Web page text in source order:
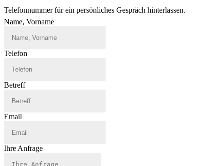
Telefonnummer für ein persönliches Gespräch hinterlassen.
Name, Vorname
Telefon
Betreff
Email
Ihre Anfrage